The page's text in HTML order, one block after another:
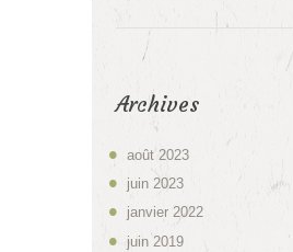
Archives
août 2023
juin2023
janvier2022
juin 2019